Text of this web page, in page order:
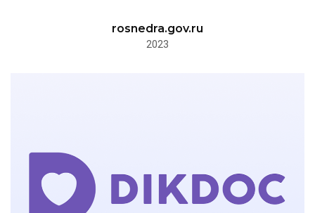
rosnedra.gov.ru
2023